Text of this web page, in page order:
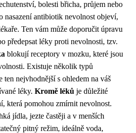
bolesti břicha, průjem nebo
nasazení antibiotik nevolnost objeví,
Ten vám může doporučit úpravu
předepsat léky proti nevolnosti, tzv.
blokují receptory v mozku, které jsou
Existuje několik typů
ten nejvhodnější s ohledem na váš
léky. Kromě léků je důležité
která pomohou zmírnit nevolnost.
jídla, jezte častěji a v menších
pitný režim, ideálně voda,